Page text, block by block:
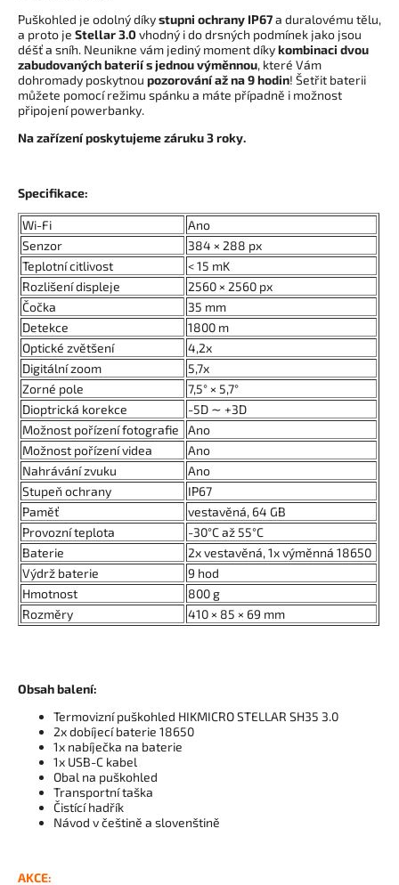
Puškohled je odolný díkystupni ochrany IP67a duralovému tělu,
a proto je Stellar 3.0vhodný i do drsných podmínek jako jsou
déšť a sníh. Neunikne vám jediný moment díkykombinaci dvou
zabudovaných baterií s jednou výměnnou, které Vám
dohromady poskytnou pozorování až na 9 hodin! Šetřit baterii
můžete pomocí režimu spánku a máte případně i možnost
připojení powerbanky.
Na zařízení poskytujeme záruku 3 roky.
Specifikace:
Wi-Fi
Ano
Senzor
384 × 288 px
Teplotní citlivost
< 15 mK
Rozlišení displeje
2560 × 2560 px
Čočka
35 mm
Detekce
1800 m
Optické zvětšení
4,2x
Digitální zoom
5,7x
Zorné pole
7,5° × 5,7°
Dioptrická korekce
-5D ∼ +3D
Možnost pořízení fotografie
Ano
Možnost pořízení videa
Ano
Nahrávání zvuku
Ano
Stupeň ochrany
IP67
Paměť
vestavěná, 64 GB
Provozní teplota
-30°C až 55°C
Baterie
2x vestavěná, 1x výměnná 18650
Výdrž baterie
9 hod
Hmotnost
800 g
Rozměry
410 × 85 × 69 mm
Obsah balení:
Termovizní puškohled HIKMICRO STELLAR SH35 3.0
2x dobíjecí baterie 18650
1x nabíječka na baterie
1x USB-C kabel
Obal na puškohled
Transportní taška
Čistící hadřík
Návod v češtině a slovenštině
AKCE: